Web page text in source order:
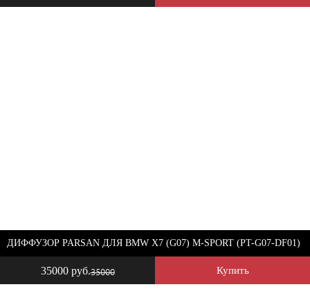
35000 руб.35000 Купить
ДИФФУЗОР PARSAN ДЛЯ BMW X7 (G07) M-SPORT (PT-G07-DF01)